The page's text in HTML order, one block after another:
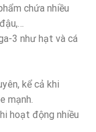
chứa nhiều
3 như hạt và cá
kể cả khi
mạnh.
hoạt động nhiều